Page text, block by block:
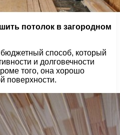
потолок в загородном
способ, который
и долговечности
того, она хорошо
поверхности.